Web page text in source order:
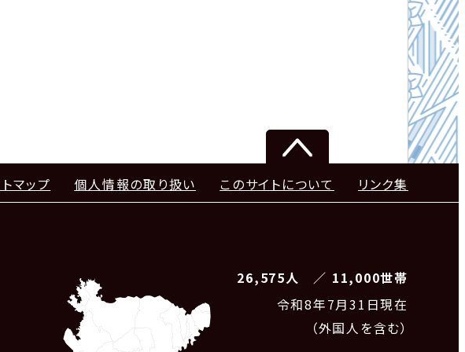
マップ 個人情報の取り扱い このサイトについて リンク集
26,575人 ／ 11,000世帯
令和8年7月31日現在
（外国人を含む）